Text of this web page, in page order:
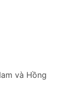
và Hồng
số lượng